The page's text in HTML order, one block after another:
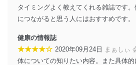
外部からの不正アクセス等の防止
個人データを取り扱う機器等
システムを最新の状態に保持
個人データを取り扱う機器等
ソフトウェア等を導入し、自
により、これを最新状態とし
タイミングよく教えてくれる雑誌です
につながると思う人にはおすすめです。
健康の情報誌
★★★★☆ 2020年09月24日 まぁしぃ
体についての知りたい内容。また具体